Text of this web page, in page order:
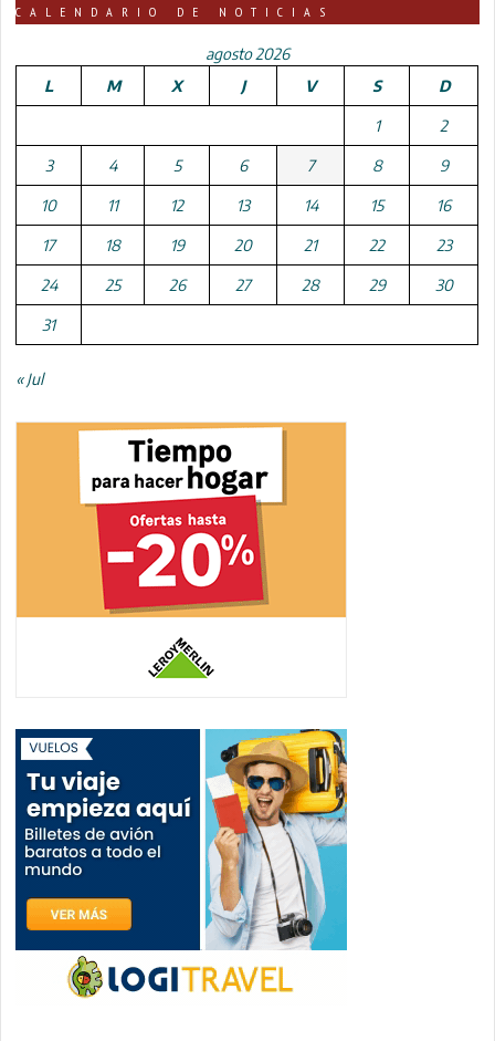
CALENDARIO DE NOTICIAS
agosto 2026
L
M X J V S D
1 2
3 4 5 6 7 8 9
10 11 12 13 14 15 16
17 18 19 20 21 22 23
24 25 26 27 28 29 30
31
« Jul